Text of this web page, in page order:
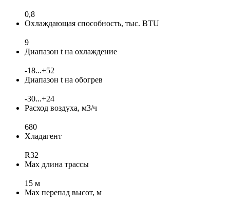
0,8
Охлаждающая способность, тыс. BTU
9
Диапазон t на охлаждение
-18...+52
Диапазон t на обогрев
-30...+24
Расход воздуха, м3/ч
680
Хладагент
R32
Max длина трассы
15 м
Max перепад высот, м